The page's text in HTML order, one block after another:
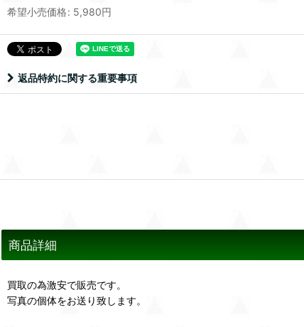
希望小売価格: 5,980円
返品特約に関する重要事項
商品詳細
買取の為激安で販売です。
写真の個体をお送り致します。